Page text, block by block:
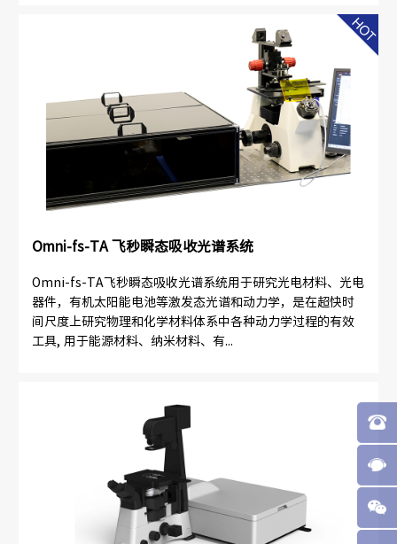
Omni-fs-TA 飞秒瞬态吸收光谱系统
Omni-fs-TA飞秒瞬态吸收光谱系统用于研究光电材料、光电
器件，有机太阳能电池等激发态光谱和动力学，是在超快时
间尺度上研究物理和化学材料体系中各种动力学过程的有效
工具, 用于能源材料、纳米材料、有...